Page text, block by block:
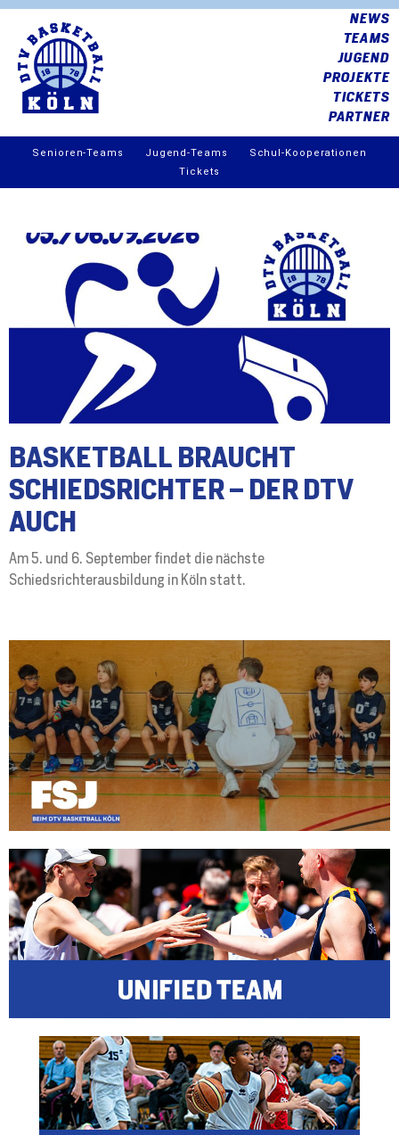
NEWS
TEAMS
JUGEND
PROJEKTE
TICKETS
PARTNER
Senioren-Teams Jugend-Teams
Schul-Kooperationen
Tickets
BASKETBALL BRAUCHT
SCHIEDSRICHTER – DER DTV
AUCH
Am 5. und 6. September findet die nächste
Schiedsrichterausbildung in Köln statt.